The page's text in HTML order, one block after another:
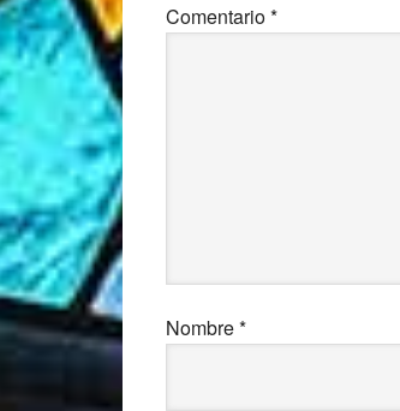
Comentario*
Nombre*